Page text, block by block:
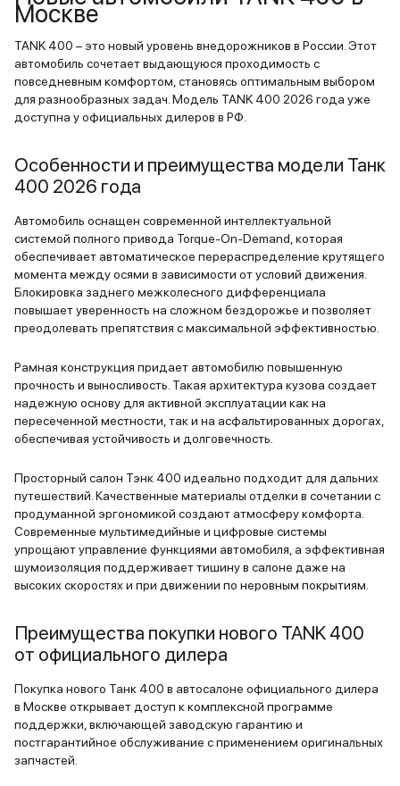
сразу - кожа, мягкие вставки,
приятная подсветка. Сиденья
удобные, на длинных дистанциях
не устаёшь, пассажиры не
жалуются. Задний ряд
просторный, трое взрослых
минусов: русификацию
мультимедиа местами можно
доработать на мой взгляд.
шире,
оставляет
цельного
комфорт,
ощущение,
серьёзный
показухи,
Москве
TANK 400 – это новый уровень внедорожников в России. Этот
автомобиль сочетает выдающуюся проходимость с
повседневным комфортом, становясь оптимальным выбором
для разнообразных задач. Модель TANK 400 2026 года уже
доступна у официальных дилеров в РФ.
Особенности и преимущества модели Танк
400 2026 года
Автомобиль оснащен современной интеллектуальной
системой полного привода Torque-On-Demand, которая
обеспечивает автоматическое перераспределение крутящего
момента между осями в зависимости от условий движения.
Блокировка заднего межколесного дифференциала
повышает уверенность на сложном бездорожье и позволяет
преодолевать препятствия с максимальной эффективностью.
Рамная конструкция придает автомобилю повышенную
прочность и выносливость. Такая архитектура кузова создает
надежную основу для активной эксплуатации как на
пересеченной местности, так и на асфальтированных дорогах,
обеспечивая устойчивость и долговечность.
Просторный салон Тэнк 400 идеально подходит для дальних
путешествий. Качественные материалы отделки в сочетании с
продуманной эргономикой создают атмосферу комфорта.
Современные мультимедийные и цифровые системы
упрощают управление функциями автомобиля, а эффективная
шумоизоляция поддерживает тишину в салоне даже на
высоких скоростях и при движении по неровным покрытиям.
Преимущества покупки нового TANK 400
от официального дилера
Покупка нового Танк 400 в автосалоне официального дилера
в Москве открывает доступ к комплексной программе
поддержки, включающей заводскую гарантию и
постгарантийное обслуживание с применением оригинальных
запчастей.